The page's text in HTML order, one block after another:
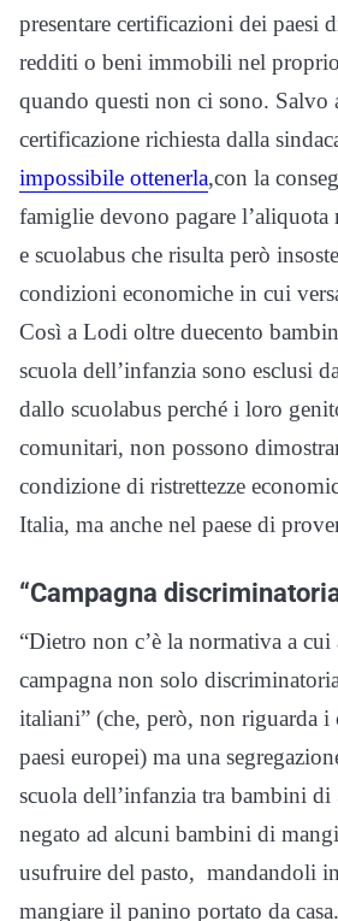
presentare certificazioni dei paesi
redditi o beni immobili nel proprio
quando questi non ci sono. Salvo
certificazione richiesta dalla
impossibile ottenerla,con la
famiglie devono pagare l’aliquota
e scuolabus che risulta però
condizioni economiche in cui
Così a Lodi oltre duecento
scuola dell’infanzia sono esclusi
dallo scuolabus perché i loro
comunitari, non possono
condizione di ristrettezze
Italia, ma anche nel paese di
“Campagna
“Dietro non c’è la normativa a cui
campagna non solo
italiani” (che, però, non riguarda
paesi europei) ma una
scuola dell’infanzia tra bambini
negato ad alcuni bambini di
usufruire del pasto, mandandoli in
mangiare il panino portato da